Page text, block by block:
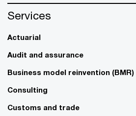
Services
Actuarial
Audit and assurance
Business model reinvention (BMR)
Consulting
Customs and trade